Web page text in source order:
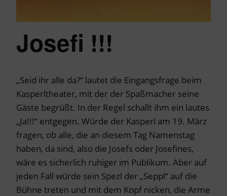
Josefi !!!
„Seid ihr alle da?“ lautet die Eingangsfrage beim
Kasperltheater, mit der der Spaßmacher seine
Gäste begrüßt. In der Regel schallt ihm ein lautes
„Ja!!!“ entgegen. Würde der Kasperl am 19. März
fragen, ob alle, die an diesem Tag Namenstag
haben, da sind, also die Josefs oder Josefines,
wäre es sicherlich ruhiger im Publikum. Aber auf
jeden Fall würde sein Spezl der „Seppl“ auf die
Bühne treten und mit dem Kopf nicken, die Arme